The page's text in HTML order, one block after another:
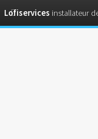
Lofiservices installateur